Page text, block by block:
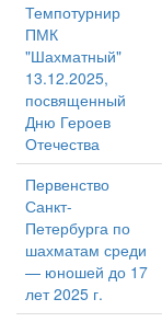
Темпотурнир
ПМК
"Шахматный"
13.12.2025,
посвященный
Дню Героев
Отечества
Первенство
Санкт-
Петербурга по
шахматам среди
— юношей до 17
лет 2025 г.